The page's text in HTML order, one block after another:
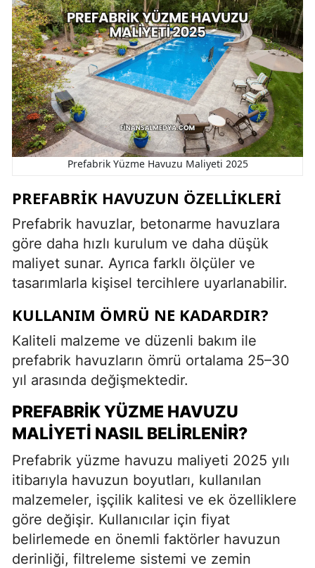
Prefabrik Yüzme Havuzu Maliyeti 2025
PREFABRIK HAVUZUN ÖZELLIKLERI
Prefabrik havuzlar, betonarme havuzlara
göre daha hızlı kurulum ve daha düşük
maliyet sunar. Ayrıca farklı ölçüler ve
tasarımlarla kişisel tercihlere uyarlanabilir.
KULLANIM ÖMRÜ NE KADARDIR?
Kaliteli malzeme ve düzenli bakım ile
prefabrik havuzların ömrü ortalama 25–30
yıl arasında değişmektedir.
PREFABRIK YÜZME HAVUZU
MALIYETI NASIL BELIRLENIR?
Prefabrik yüzme havuzu maliyeti 2025 yılı
itibarıyla havuzun boyutları, kullanılan
malzemeler, işçilik kalitesi ve ek özelliklere
göre değişir. Kullanıcılar için fiyat
belirlemede en önemli faktörler havuzun
derinliği, filtreleme sistemi ve zemin